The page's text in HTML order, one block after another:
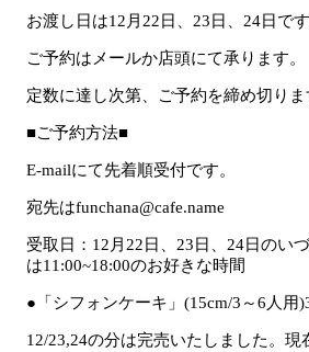
お渡し日は12月22日、23日、24日です
ご予約はメールか店頭にて承ります。
定数に達し次第、ご予約を締め切りま
■ご予約方法■
E-mailにて先着順受付です。
宛先はfunchana@cafe.name
受取日：12月22日、23日、24日のい
は11:00~18:00のお好きな時間
●「シフォンケーキ」(15cm/3～6人用
12/23,24の分は完売いたしました。現